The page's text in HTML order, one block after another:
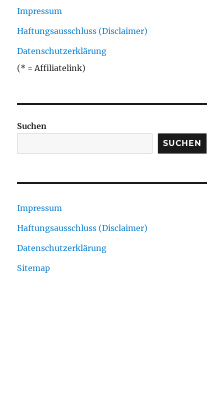
Impressum
Haftungsausschluss (Disclaimer)
Datenschutzerklärung
(* = Affiliatelink)
Suchen
SUCHEN
Impressum
Haftungsausschluss (Disclaimer)
Datenschutzerklärung
Sitemap